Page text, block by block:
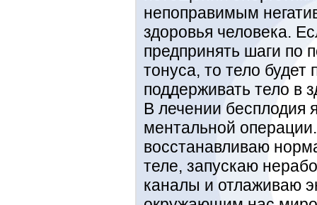
непоправимым
здоровья человека.
предпринять шаги по
тонуса, то тело будет
поддерживать тело в
В лечении бесплодия
ментальной
восстанавливаю
теле, запускаю
каналы и отлаживаю